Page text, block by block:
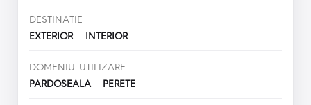
DESTINATIE
EXTERIOR INTERIOR
DOMENIU UTILIZARE
PARDOSEALA PERETE